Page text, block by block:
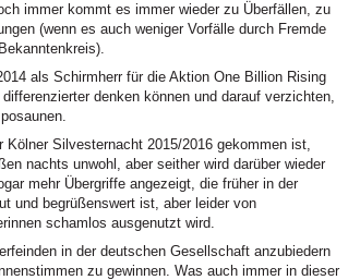
immer kommt es immer wieder zu Überfällen, zu
(wenn es auch weniger Vorfälle durch Fremde
als Schirmherr für die Aktion One Billion Rising
denken können und darauf verzichten,
Silvesternacht 2015/2016 gekommen ist,
nachts unwohl, aber seither wird darüber wieder
mehr Übergriffe angezeigt, die früher in der
und begrüßenswert ist, aber leider von
schamlos ausgenutzt wird.
in der deutschen Gesellschaft anzubiedern
zu gewinnen. Was auch immer in dieser